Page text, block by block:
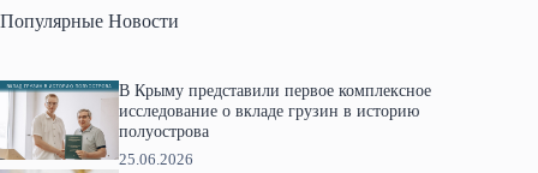
Популярные Новости
В Крыму представили первое комплексное
исследование о вкладе грузин в историю
полуострова
25.06.2026